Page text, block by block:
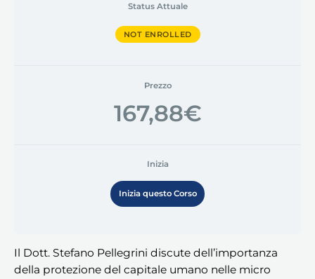
Status Attuale
NOT ENROLLED
Prezzo
167,88€
Inizia
Inizia questo Corso
Il Dott. Stefano Pellegrini discute dell’importanza
della protezione del capitale umano nelle micro